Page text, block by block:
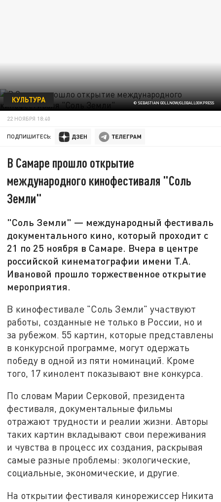
© SEBASTIAN GOLLNOW/GLOBALLOOKPRESS
КУЛЬТУРА
22 НОЯБРЯ 18:40
ПОДПИШИТЕСЬ:
В Самаре прошло открытие
международного кинофестиваля "Соль
Земли"
"Соль Земли" — международный фестиваль
документального кино, который проходит с
21 по 25 ноября в Самаре. Вчера в центре
российской кинематографии имени Т.А.
Ивановой прошло торжественное открытие
мероприятия.
В кинофестивале "Соль Земли" участвуют
работы, созданные не только в России, но и
за рубежом. 55 картин, которые представлены
в конкурсной программе, могут одержать
победу в одной из пяти номинаций. Кроме
того, 17 кинолент показывают вне конкурса.
По словам Марии Серковой, президента
фестиваля, документальные фильмы
отражают трудности и реалии жизни. Авторы
таких картин вкладывают свои переживания
и чувства в процесс их создания, раскрывая
самые разные проблемы: экологические,
социальные,экономические, и другие.
На открытии фестиваля кинорежиссер Никита